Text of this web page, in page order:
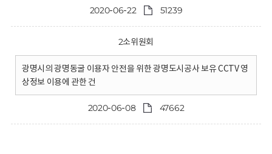
2020-06-22 51239
2소위원회
광명시의 광명동굴 이용자 안전을 위한 광명도시공사 보유 CCTV 영
상정보 이용에 관한 건
2020-06-08 47662